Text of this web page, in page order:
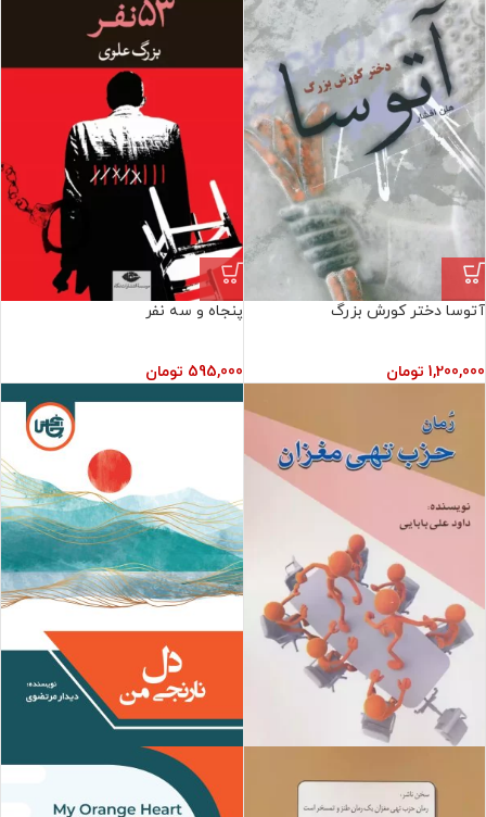
آتوسا دختر کورش بزرگ
1,200,000 تومان
پنجاه و سه نفر
595,000 تومان